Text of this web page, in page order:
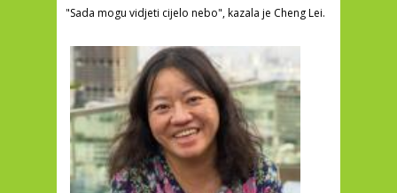
"Sada mogu vidjeti cijelo nebo", kazala je Cheng Lei.